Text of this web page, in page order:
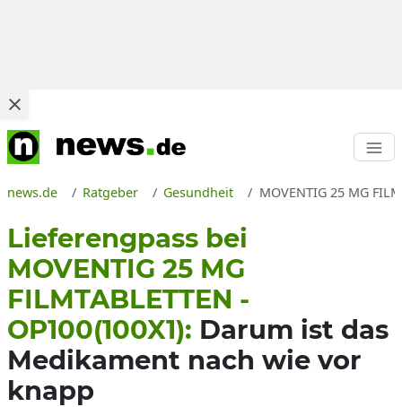
news.de Ratgeber Gesundheit MOVENTIG 25 MG
Lieferengpass bei
MOVENTIG 25 MG
FILMTABLETTEN -
OP100(100X1): Darum ist das
Medikament nach wie vor
knapp